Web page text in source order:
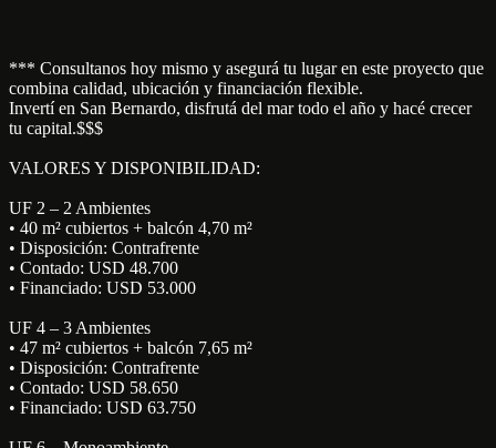
*** Consultanos hoy mismo y asegurá tu lugar en este proyecto que
combina calidad, ubicación y financiación flexible.
Invertí en San Bernardo, disfrutá del mar todo el año y hacé crecer
tu capital.$$$
VALORES Y DISPONIBILIDAD:
UF 2 – 2 Ambientes
• 40 m² cubiertos + balcón 4,70 m²
• Disposición: Contrafrente
• Contado: USD 48.700
• Financiado: USD 53.000
UF 4 – 3 Ambientes
• 47 m² cubiertos + balcón 7,65 m²
• Disposición: Contrafrente
• Contado: USD 58.650
• Financiado: USD 63.750